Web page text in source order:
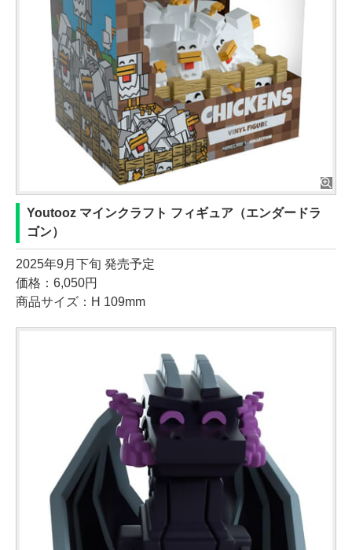
Youtooz マインクラフト フィギュア（エンダードラ
ゴン）
2025年9月下旬 発売予定
価格：6,050円
商品サイズ：H 109mm